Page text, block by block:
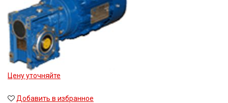
Цену уточняйте
Добавить в избранное